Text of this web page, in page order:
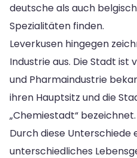
deutsche als auch
Spezialitäten finden.
Leverkusen hingegen
Industrie aus. Die Stadt
und Pharmaindustrie
ihren Hauptsitz und die
„Chemiestadt“ bezeichnet.
Durch diese Unterschiede
unterschiedliches